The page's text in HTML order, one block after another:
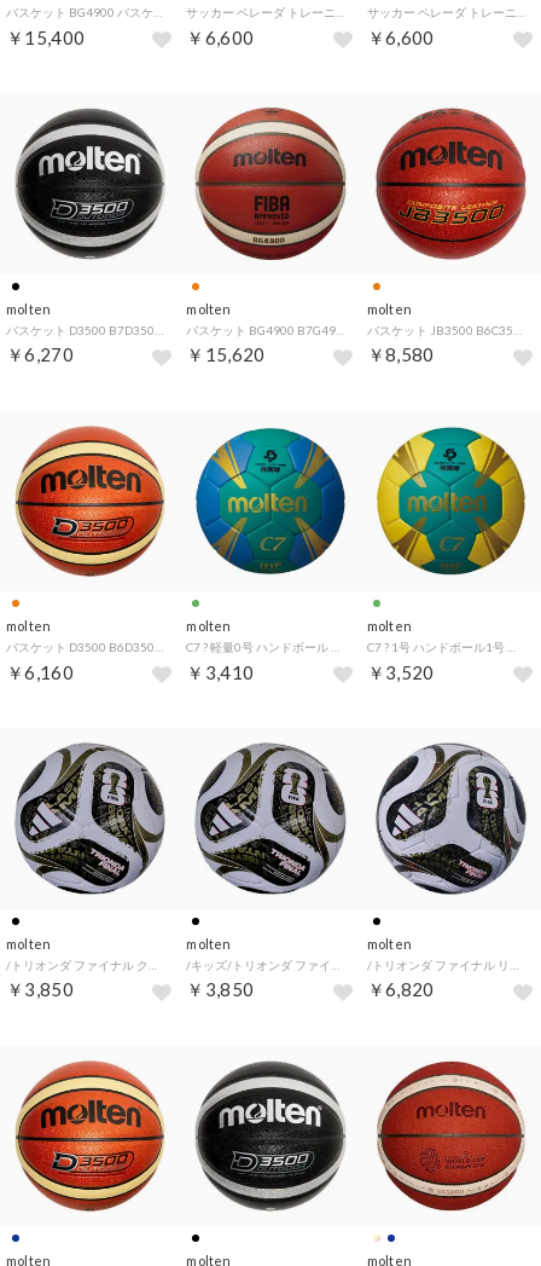
￥15,400 ￥6,600 ￥6,600
molten
￥6,270
molten
￥15,620
molten
￥8,580
molten
￥6,160
molten
￥3,410
molten
￥3,520
molten
￥3,850
molten
￥3,850
molten
￥6,820
molten molten molten